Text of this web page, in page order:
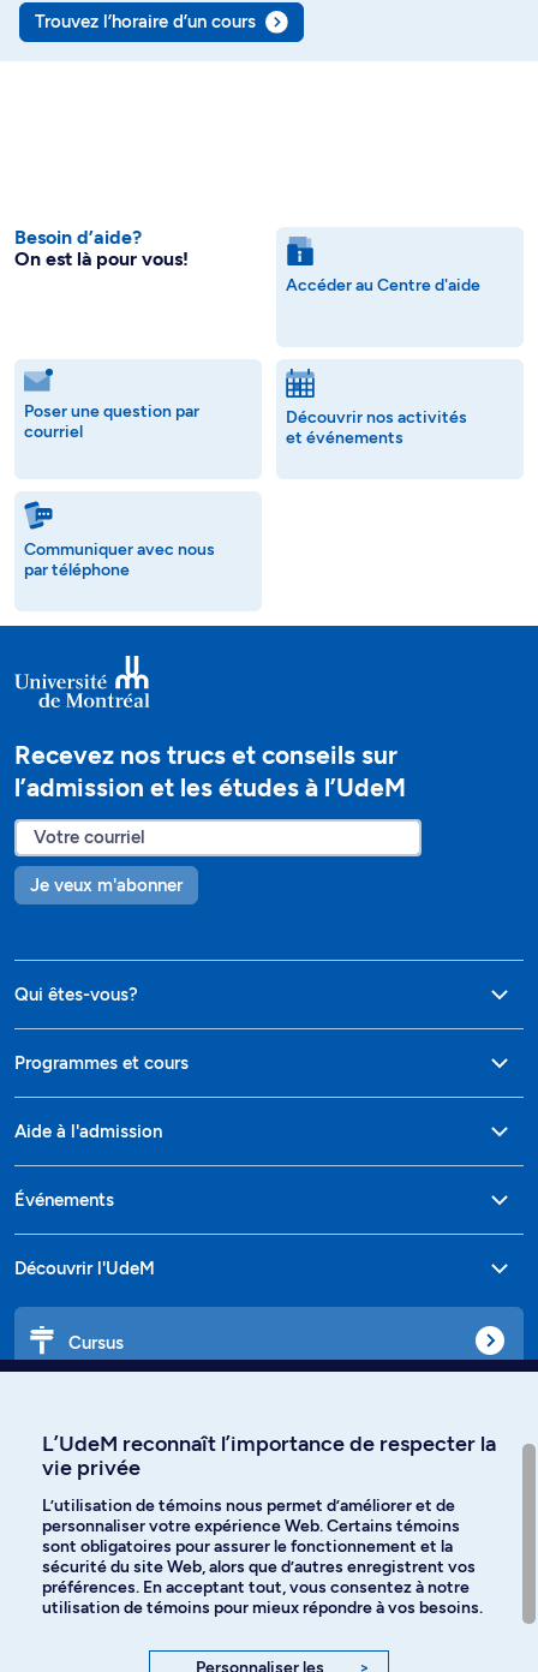
Trouvez l’horaire d’un cours
Besoin d’aide?
On est là pour vous!
Accéder au Centre d'aide
Poser une question par
courriel
Découvrir nos activités
et événements
Communiquer avec nous
par téléphone
Recevez nos trucs et conseils sur
l’admission et les études à l’UdeM
Je veux m'abonner
Qui êtes-vous?
Programmes et cours
Aide à l'admission
Événements
Découvrir l'UdeM
Cursus
Langues
Facebook Instagram
YouTube
L’UdeM reconnaît l’importance de respecter la
vie privée
L’utilisation de témoins nous permet d’améliorer et de
personnaliser votre expérience Web. Certains témoins
sont obligatoires pour assurer le fonctionnement et la
sécurité du site Web, alors que d’autres enregistrent vos
préférences. En acceptant tout, vous consentez à notre
utilisation de témoins pour mieux répondre à vos besoins.
Personnaliser les >